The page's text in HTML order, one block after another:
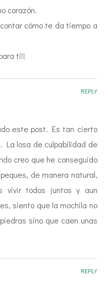
corazón.
cómo te da tiempo a
ti!!
este post. Es tan cierto
La losa de culpabilidad de
creo que he conseguido
de manera natural,
vivir todos juntos y aun
siento que la mochila no
sino que caen unas
REPLY
REPLY